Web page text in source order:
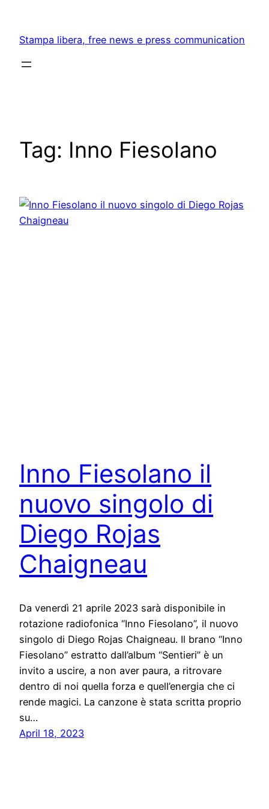
content
Stampa libera, free news e press communication
Tag: Inno Fiesolano
Inno Fiesolano il
nuovo singolo di
Diego Rojas
Chaigneau
Da venerdì 21 aprile 2023 sarà disponibile in
rotazione radiofonica “Inno Fiesolano”, il nuovo
singolo di Diego Rojas Chaigneau. Il brano “Inno
Fiesolano” estratto dall’album “Sentieri” è un
invito a uscire, a non aver paura, a ritrovare
dentro di noi quella forza e quell’energia che ci
rende magici. La canzone è stata scritta proprio
su…
April 18, 2023